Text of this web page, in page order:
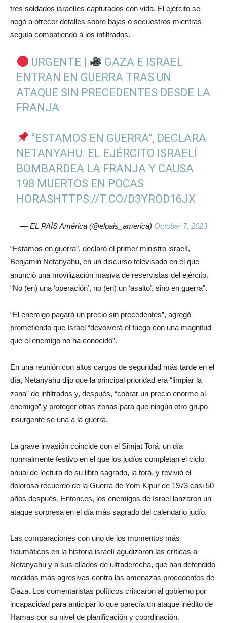
tres soldados israelíes capturados con vida. El ejército se
negó a ofrecer detalles sobre bajas o secuestros mientras
seguía combatiendo a los infiltrados.
URGENTE |
GAZA E ISRAEL
ENTRAN EN GUERRA TRAS UN
ATAQUE SIN PRECEDENTES DESDE LA
FRANJA
“ESTAMOS EN GUERRA”, DECLARA
NETANYAHU. EL EJÉRCITO ISRAELÍ
BOMBARDEA LA FRANJA Y CAUSA
198 MUERTOS EN POCAS
HORASHTTPS://T.CO/D3YROD16JX
— EL PAÍS América (@elpais_america) October 7, 2023
“Estamos en guerra”, declaró el primer ministro israelí,
Benjamin Netanyahu, en un discurso televisado en el que
anunció una movilización masiva de reservistas del ejército.
“No (en) una ‘operación’, no (en) un ‘asalto’, sino en guerra”.
“El enemigo pagará un precio sin precedentes”, agregó
prometiendo que Israel “devolverá el fuego con una magnitud
que el enemigo no ha conocido”.
En una reunión con altos cargos de seguridad más tarde en el
día, Netanyahu dijo que la principal prioridad era “limpiar la
zona” de infiltrados y, después, “cobrar un precio enorme al
enemigo” y proteger otras zonas para que ningún otro grupo
insurgente se una a la guerra.
La grave invasión coincide con el Simjat Torá, un día
normalmente festivo en el que los judíos completan el ciclo
anual de lectura de su libro sagrado, la torá, y revivió el
doloroso recuerdo de la Guerra de Yom Kipur de 1973 casi 50
años después. Entonces, los enemigos de Israel lanzaron un
ataque sorpresa en el día más sagrado del calendario judío.
Las comparaciones con uno de los momentos más
traumáticos en la historia israelí agudizaron las críticas a
Netanyahu y a sus aliados de ultraderecha, que han defendido
medidas más agresivas contra las amenazas procedentes de
Gaza. Los comentaristas políticos criticaron al gobierno por
incapacidad para anticipar lo que parecía un ataque inédito de
Hamas por su nivel de planificación y coordinación.